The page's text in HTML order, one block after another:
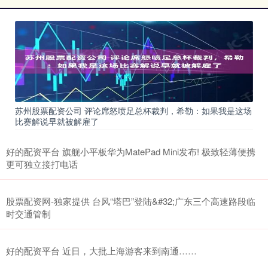
苏州股票配资公司 评论席怒喷足总杯裁判，希勒：如果我是这场
比赛解说早就被解雇了
好的配资平台 旗舰小平板华为MatePad Mini发布! 极致轻薄便携
更可独立接打电话
股票配资网-独家提供 台风“塔巴”登陆&#32;广东三个高速路段临
时交通管制
好的配资平台 近日，大批上海游客来到南通……